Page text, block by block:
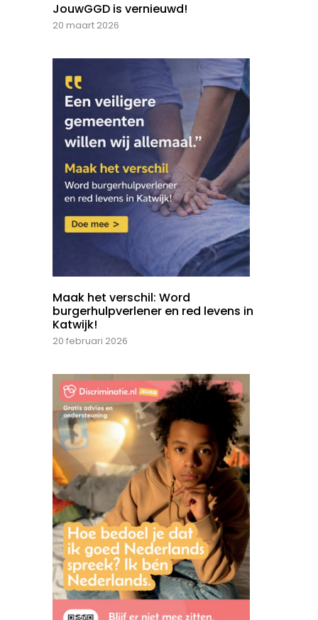
JouwGGD is vernieuwd!
20 maart 2026
Maak het verschil: Word
burgerhulpverlener en red levens in
Katwijk!
20 februari 2026